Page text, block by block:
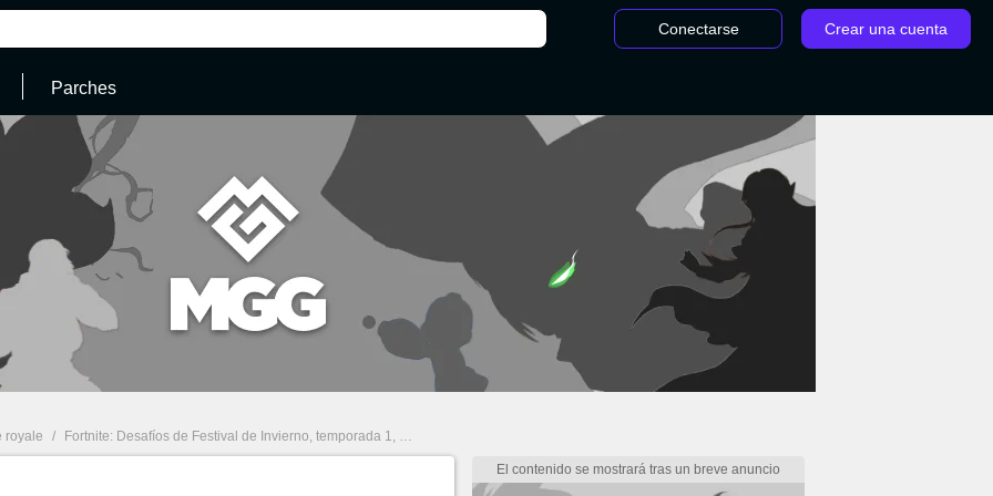
Conectarse Crear una cuenta
Parches
royale / Fortnite: Desafíos de Festival de Invierno, temporada 1, Capítulo 2